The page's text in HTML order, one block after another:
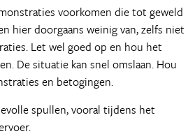
voorkomen die tot geweld
hier doorgaans weinig van, zelfs niet
Let wel goed op en hou het
De situatie kan snel omslaan. Hou
en betogingen.
spullen, vooral tijdens het